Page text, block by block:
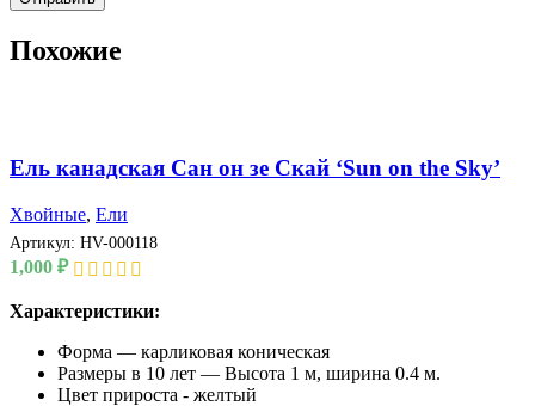
Похожие
Ель канадская Сан он зе Скай ‘Sun on the Sky’
Хвойные, Ели
Артикул: HV-000118
1,000 ₽
Характеристики:
Форма — карликовая коническая
Размеры в 10 лет — Высота 1 м, ширина 0.4 м.
Цвет прироста - желтый